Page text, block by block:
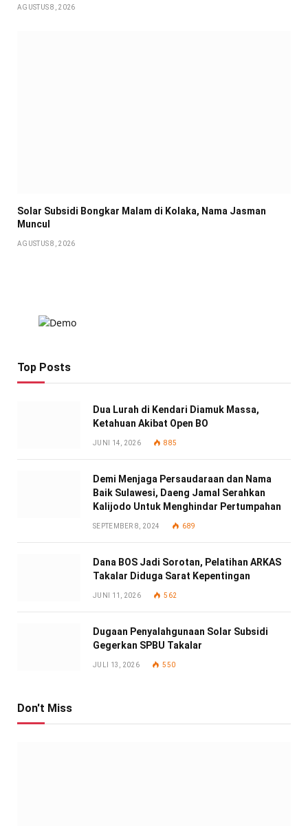
AGUSTUS 8, 2026
Solar Subsidi Bongkar Malam di Kolaka, Nama Jasman
Muncul
AGUSTUS 8, 2026
Top Posts
Dua Lurah di Kendari Diamuk Massa,
Ketahuan Akibat Open BO
JUNI 14, 2026 885
Demi Menjaga Persaudaraan dan Nama
Baik Sulawesi, Daeng Jamal Serahkan
Kalijodo Untuk Menghindar Pertumpahan
SEPTEMBER 8, 2024 689
Dana BOS Jadi Sorotan, Pelatihan ARKAS
Takalar Diduga Sarat Kepentingan
JUNI 11, 2026 562
Dugaan Penyalahgunaan Solar Subsidi
Gegerkan SPBU Takalar
JULI 13, 2026 550
Don't Miss